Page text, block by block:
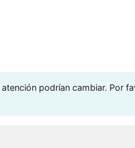
podrían cambiar. Por